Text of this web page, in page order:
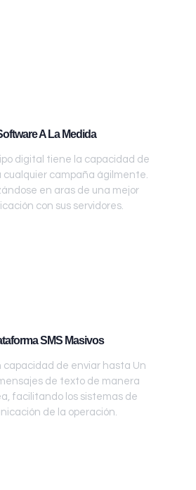
A La Medida
digital tiene la capacidad de
cualquier campaña ágilmente.
en aras de una mejor
con sus servidores.
SMS Masivos
capacidad de enviar hasta Un
de texto de manera
facilitando los sistemas de
de la operación.